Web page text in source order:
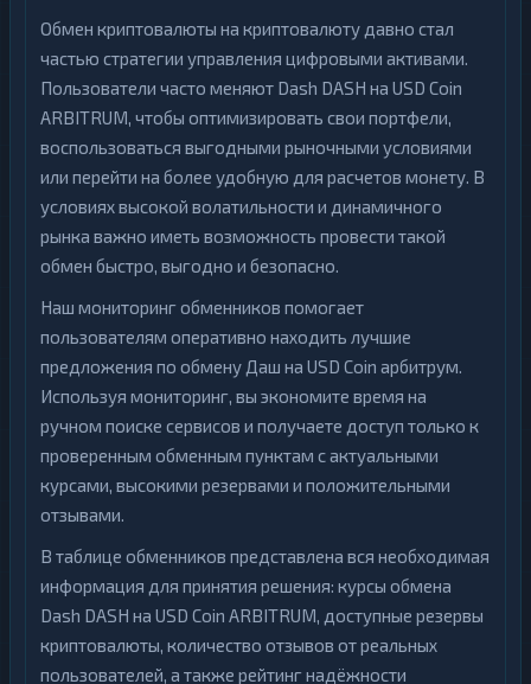
Обмен криптовалюты на криптовалюту давно стал
частью стратегии управления цифровыми активами.
Пользователи часто меняют Dash DASH на USD Coin
ARBITRUM, чтобы оптимизировать свои портфели,
воспользоваться выгодными рыночными условиями
или перейти на более удобную для расчетов монету. В
условиях высокой волатильности и динамичного
рынка важно иметь возможность провести такой
обмен быстро, выгодно и безопасно.
Наш мониторинг обменников помогает
пользователям оперативно находить лучшие
предложения по обмену Даш на USD Coin арбитрум.
Используя мониторинг, вы экономите время на
ручном поиске сервисов и получаете доступ только к
проверенным обменным пунктам с актуальными
курсами, высокими резервами и положительными
отзывами.
В таблице обменников представлена вся необходимая
информация для принятия решения: курсы обмена
Dash DASH на USD Coin ARBITRUM, доступные резервы
криптовалюты, количество отзывов от реальных
пользователей, а также рейтинг надёжности